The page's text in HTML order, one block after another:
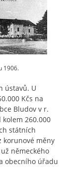
1906.
ústavů. U
Kčs na
Bludov v r.
260.000
státních
korunové měny
německého
obecního úřadu